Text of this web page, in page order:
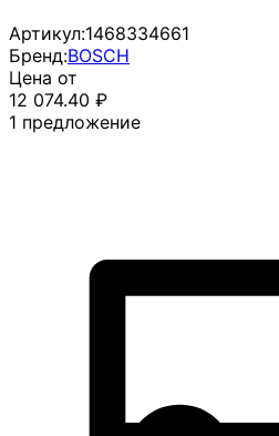
Артикул:1468334661
Бренд:BOSCH
Цена от
12 074.40 ₽
1 предложение